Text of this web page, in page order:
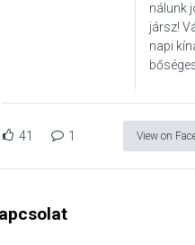
nálunk
jársz!
napi
41 1 View on